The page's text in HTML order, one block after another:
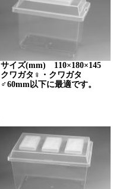
サイズ(mm) 110×180×145
クワガタ♀・クワガタ
♂60mm以下に最適です。